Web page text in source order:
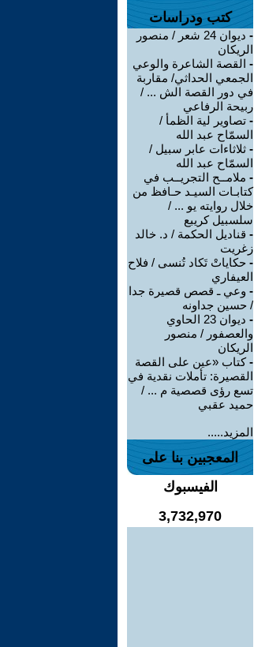
كتب ودراسات
-
ديوان 24 شعر / منصور
الريكان
- القصة الشاعرة والوعي
الجمعي الحداثي/ مقاربة
في دور القصة الش ... /
ربيحة الرفاعي
- تصاوير لية الظمأ /
السمّاح عبد الله
- ثلاثاءات عابر سبيل /
السمّاح عبد الله
- ملامــح التجريــب في
كتابـات السيـد حـافظ من
خلال روايته يو ... /
سلسبيل كريبع
- قناديل الحكمة / د. خالد
زغريت
- حكاياتْ تَكاد تُنسى / فلاح
العيفاري
- وعي ـ قصص قصيرة جدا
/ حسين جداونه
-
ديوان 23 الحاوي
والعصفور / منصور
الريكان
-كتاب «عين على القصة
القصيرة: تأملات نقدية في
تسع رؤى قصصية م ... /
حميد عقبي
المزيد.....
المعجبين بنا على
الفيسبوك
3,732,970